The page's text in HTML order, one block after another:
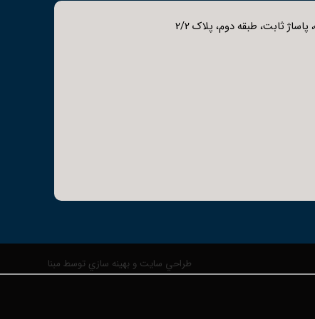
ثابت، طبقه دوم، پلاک 2/2
طراحي سايت و بهينه سازي توسط مبنا